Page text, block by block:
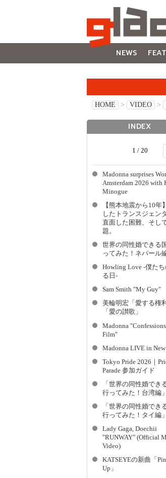
NEWS
HOME > VIDEO >
INDEX
1 / 20
Madonna surprises
Amsterdam 2026 with
Minogue
【熊本地震から10年
したトランスジェン
直面した困難、そし
題。
世界の同性婚できる
ってみた！ネパール
Howling Love -僕た
る日-
Sam Smith "My Guy"
美輪明宏「愛する権利
「愛の讃歌」
Madonna
Film"
Madonna LIVE in
Tokyo Pride 2026｜
Parade 参加ガイド
「世界の同性婚でき
行ってみた！台湾編」
「世界の同性婚でき
行ってみた！タイ編」
Lady Gaga, Doechii
"RUNWAY" (Official
Video)
KATSEYEの新曲「
Up」